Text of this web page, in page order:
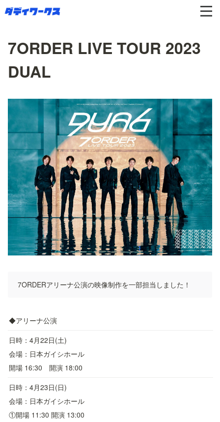
7ORDER LIVE TOUR 2023
DUAL
7ORDERアリーナ公演の映像制作を一部担当しました！
◆アリーナ公演
日時：4月22日(土)
会場：日本ガイシホール
開場 16:30　開演 18:00
日時：4月23日(日)
会場：日本ガイシホール
①開場 11:30 開演 13:00